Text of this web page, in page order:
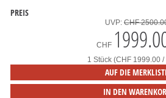
PREIS
UVP: CHF
CHF
1 Stück (CHF 1999.00 /
AUF DIE
IN DEN